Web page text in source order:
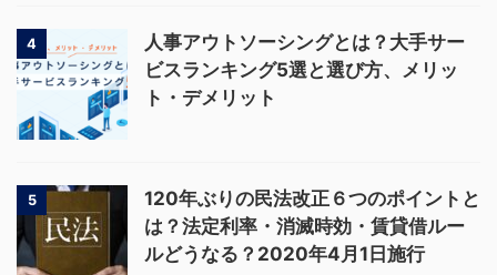
4
人事アウトソーシングとは？大手サー
ビスランキング5選と選び方、メリッ
ト・デメリット
5
120年ぶりの民法改正６つのポイントと
は？法定利率・消滅時効・賃貸借ルー
ルどうなる？2020年4月1日施行